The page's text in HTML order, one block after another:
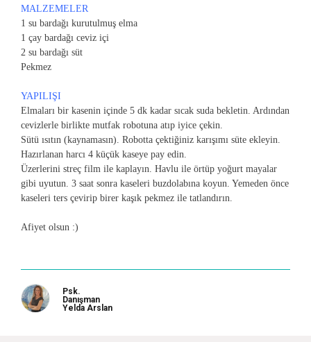
MALZEMELER
1 su bardağı kurutulmuş elma
1 çay bardağı ceviz içi
2 su bardağı süt
Pekmez
YAPILIŞI
Elmaları bir kasenin içinde 5 dk kadar sıcak suda bekletin. Ardından
cevizlerle birlikte mutfak robotuna atıp iyice çekin.
Sütü ısıtın (kaynamasın). Robotta çektiğiniz karışımı süte ekleyin.
Hazırlanan harcı 4 küçük kaseye pay edin.
Üzerlerini streç film ile kaplayın. Havlu ile örtüp yoğurt mayalar
gibi uyutun. 3 saat sonra kaseleri buzdolabına koyun. Yemeden önce
kaseleri ters çevirip birer kaşık pekmez ile tatlandırın.
Afiyet olsun :)
Psk.
Danışman
Yelda Arslan